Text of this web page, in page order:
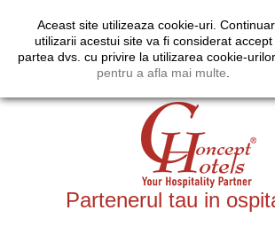
Coş
(gol)
Contul meu
Moneda:
Euro
Partenerul tau in
Aceast site utilizeaza cookie-uri.
utilizarii acestui site va fi considerat accept
partea dvs. cu privire la utilizarea cookie-urilor.
pentru a afla mai multe